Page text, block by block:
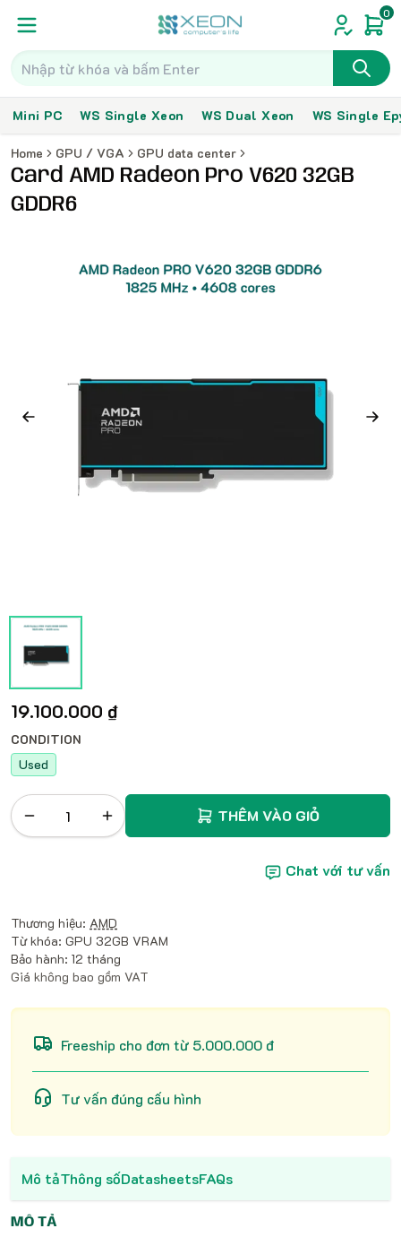
0
Mini PC WS Single Xeon WS Dual Xeon WS Single
Home GPU / VGA GPU data center
Card AMD Radeon Pro V620 32GB
GDDR6
19.100.000 ₫
CONDITION
Used
THÊM VÀO GIỎ
Chat với tư vấn
Thương hiệu: AMD
Từ khóa: GPU 32GB VRAM
Bảo hành: 12 tháng
Giá không bao gồm VAT
Freeship cho đơn từ 5.000.000 đ
Tư vấn đúng cấu hình
Mô tảThông sốDatasheetsFAQs
MÔ TẢ